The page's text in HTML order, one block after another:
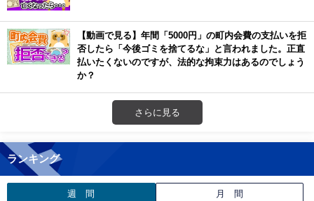
【動画で見る】年間「5000円」の町内会費の支払いを拒
否したら「今後ゴミを捨てるな」と言われました。正直
払いたくないのですが、法的な拘束力はあるのでしょう
か？
さらに見る
ランキング
週 間 月 間